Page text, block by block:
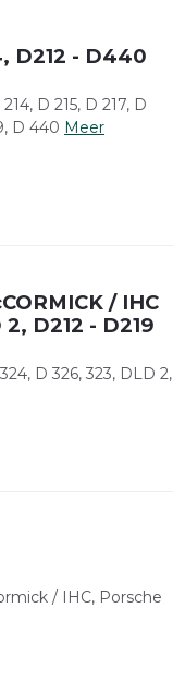
D212 - D440
D 215, D 217, D
D 440 Meer
/ IHC
D212 - D219
D 326, 323, DLD 2,
/ IHC, Porsche